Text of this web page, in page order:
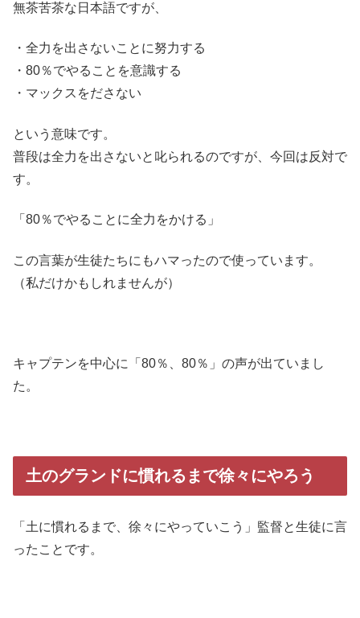
無茶苦茶な日本語ですが、
・全力を出さないことに努力する
・80％でやることを意識する
・マックスをださない
という意味です。
普段は全力を出さないと叱られるのですが、今回は反対で
す。
「80％でやることに全力をかける」
この言葉が生徒たちにもハマったので使っています。
（私だけかもしれませんが）
キャプテンを中心に「80％、80％」の声が出ていまし
た。
土のグランドに慣れるまで徐々にやろう
「土に慣れるまで、徐々にやっていこう」監督と生徒に言
ったことです。